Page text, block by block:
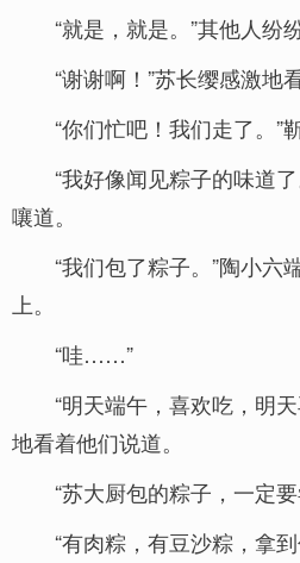
“就是，就是。”其他人纷
“谢谢啊！”苏长缨感激地
“你们忙吧！我们走了。”
“我好像闻见粽子的味道
嚷道。
“我们包了粽子。”陶小六
上。
“哇……”
“明天端午，喜欢吃，明
地看着他们说道。
“苏大厨包的粽子，一定
“有肉粽，有豆沙粽，拿